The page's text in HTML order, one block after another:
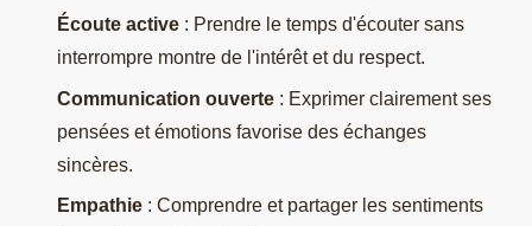
Écoute active : Prendre le temps d'écouter sans
interrompre montre de l'intérêt et du respect.
Communication ouverte : Exprimer clairement ses
pensées et émotions favorise des échanges
sincères.
Empathie : Comprendre et partager les sentiments